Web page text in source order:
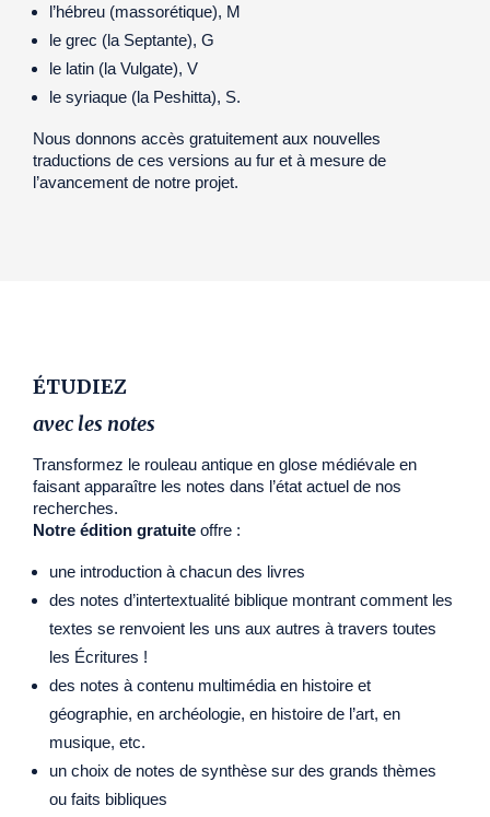
l’hébreu (massorétique), M
le grec (la Septante), G
le latin (la Vulgate), V
le syriaque (la Peshitta), S.
Nous donnons accès gratuitement aux nouvelles
traductions de ces versions au fur et à mesure de
l’avancement de notre projet.
ÉTUDIEZ
avec les notes
Transformez le rouleau antique en glose médiévale en
faisant apparaître les notes dans l’état actuel de nos
recherches.
Notre édition gratuite offre :
une introduction à chacun des livres
des notes d’intertextualité biblique montrant comment les
textes se renvoient les uns aux autres à travers toutes
les Écritures !
des notes à contenu multimédia en histoire et
géographie, en archéologie, en histoire de l’art, en
musique, etc.
un choix de notes de synthèse sur des grands thèmes
ou faits bibliques